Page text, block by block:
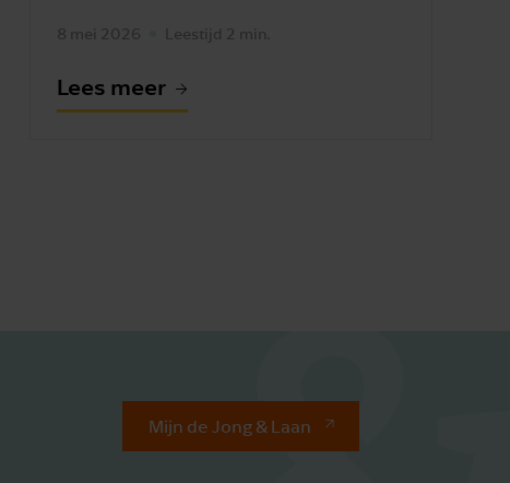
8 mei 2026 Leestijd 2 min.
Lees meer
Mijn de Jong & Laan